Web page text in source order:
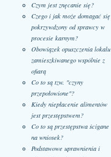
Czym jest znęcanie się?
Czego i jak może domagać się
pokrzywdzony od sprawcy w
procesie karnym?
Obowiązek opuszczenia lokalu
zamieszkiwanego wspólnie z
ofiarą
Co to są tzw. "czyny
przepołowione"?
Kiedy niepłacenie alimentów
jest przestępstwem?
Co to są przestępstwa ścigane
na wniosek?
Podstawowe uprawnienia i